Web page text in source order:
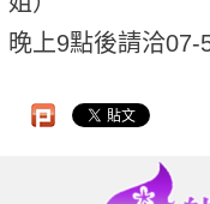
晚上9點後請洽07-